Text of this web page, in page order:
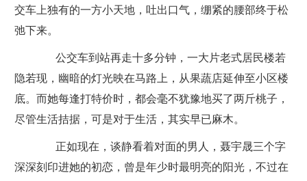
交车上独有的一方小天地，吐出口气，绷紧的腰部终于松
弛下来。
公交车到站再走十多分钟，一大片老式居民楼若
隐若现，幽暗的灯光映在马路上，从果蔬店延伸至小区楼
底。而她每逢打特价时，都会毫不犹豫地买了两斤桃子，
尽管生活拮据，可是对于生活，其实早已麻木。
正如现在，谈静看着对面的男人，聂宇晟三个字
深深刻印进她的初恋，曾是年少时最明亮的阳光，不过在